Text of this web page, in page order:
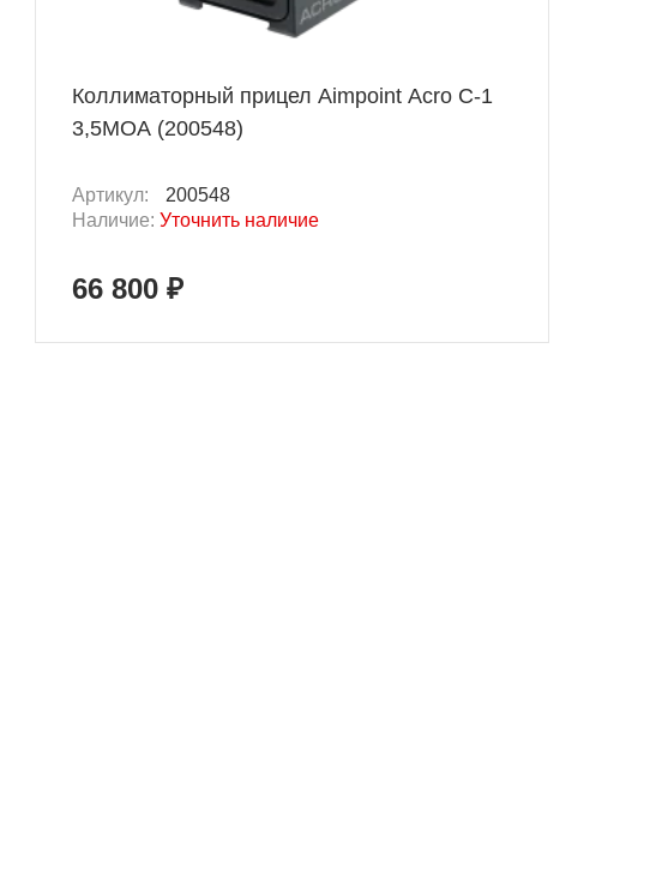
Коллиматорный прицел Aimpoint Acro C-1
3,5MOA (200548)
Артикул:
200548
Наличие: Уточнить наличие
66 800 ₽